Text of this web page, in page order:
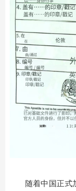
随着中国正式